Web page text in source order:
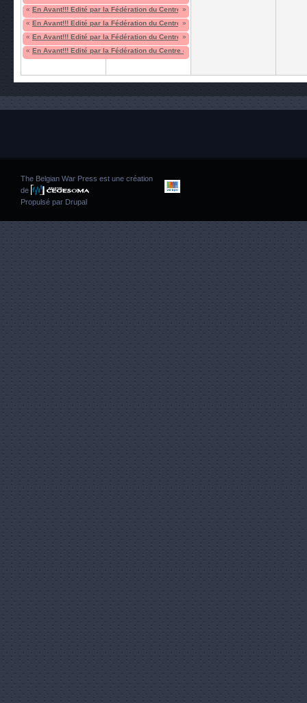
« En Avant!!! Edité par la Fédération du Centre du Parti Communiste
»
« En Avant!!! Edité par la Fédération du Centre du Parti Communiste
»
« En Avant!!! Edité par la Fédération du Centre du Parti Communiste
»
« En Avant!!! Edité par la Fédération du Centre du Parti Communiste
The Belgian War Press est une création
de
Propulsé par Drupal